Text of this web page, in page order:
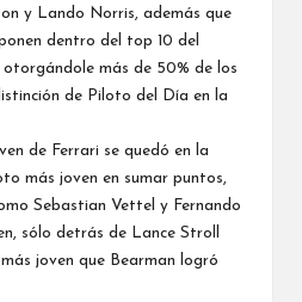
y Lando Norris , además que
dentro del top 10 del
más de 50% de los
de Piloto del Día en la
de Ferrari se quedó en la
más joven en sumar puntos,
Sebastian Vettel y Fernando
, sólo detrás de Lance Stroll
joven que Bearman logró